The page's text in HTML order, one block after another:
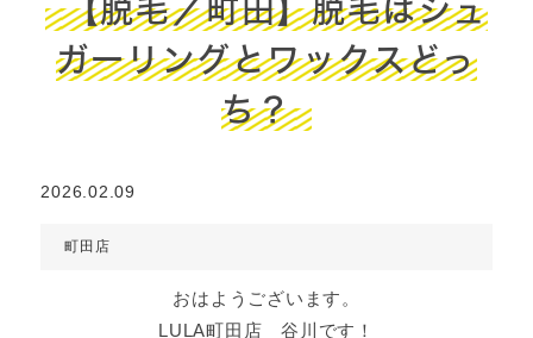
【脱毛／町田】脱毛はシュ
ガーリングとワックスどっ
ち？
2026.02.09
町田店
おはようございます。
LULA町田店 谷川です！